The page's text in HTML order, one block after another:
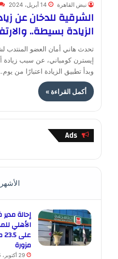
نبض القاهرة 14 أبريل، 2024
الشرقية للدخان عن
الزيادة بسيطة..
تحدث هاني أمان العضو المنتدب
إيسترن كومباني، عن سبب زيادة
وبدأ تطبيق الزيادة اعتبارًا من
أكمل القراءة »
Ads
الأشهر
الأهلي
مزورة
29 أكتوبر، 2025